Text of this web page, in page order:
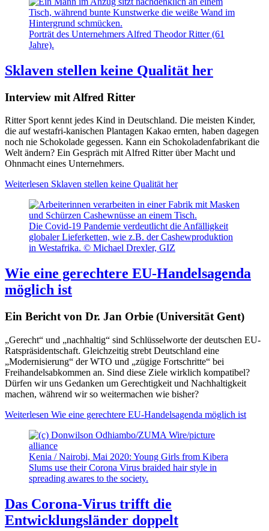
Porträt des Unternehmers Alfred Theodor Ritter (61
Jahre).
Sklaven stellen keine Qualität her
Interview mit Alfred Ritter
Ritter Sport kennt jedes Kind in Deutschland. Die meisten Kinder,
die auf westafri-kanischen Plantagen Kakao ernten, haben dagegen
noch nie Schokolade gegessen. Kann ein Schokoladenfabrikant die
Welt ändern? Ein Gespräch mit Alfred Ritter über Macht und
Ohnmacht eines Unternehmers.
Weiterlesen Sklaven stellen keine Qualität her
Die Covid-19 Pandemie verdeutlicht die Anfälligkeit
globaler Lieferketten, wie z.B. der Cashewproduktion
in Westafrika. © Michael Drexler, GIZ
Wie eine gerechtere EU-Handelsagenda
möglich ist
Ein Bericht von Dr. Jan Orbie (Universität Gent)
„Gerecht“ und „nachhaltig“ sind Schlüsselworte der deutschen EU-
Ratspräsidentschaft. Gleichzeitig strebt Deutschland eine
„Modernisierung“ der WTO und „zügige Fortschritte“ bei
Freihandelsabkommen an. Sind diese Ziele wirklich kompatibel?
Dürfen wir uns Gedanken um Gerechtigkeit und Nachhaltigkeit
machen, während wir so weitermachen wie bisher?
Weiterlesen Wie eine gerechtere EU-Handelsagenda möglich ist
Kenia / Nairobi, Mai 2020: Young Girls from Kibera
Slums use their Corona Virus braided hair style in
spreading awares to the society.
Das Corona-Virus trifft die
Entwicklungsländer doppelt